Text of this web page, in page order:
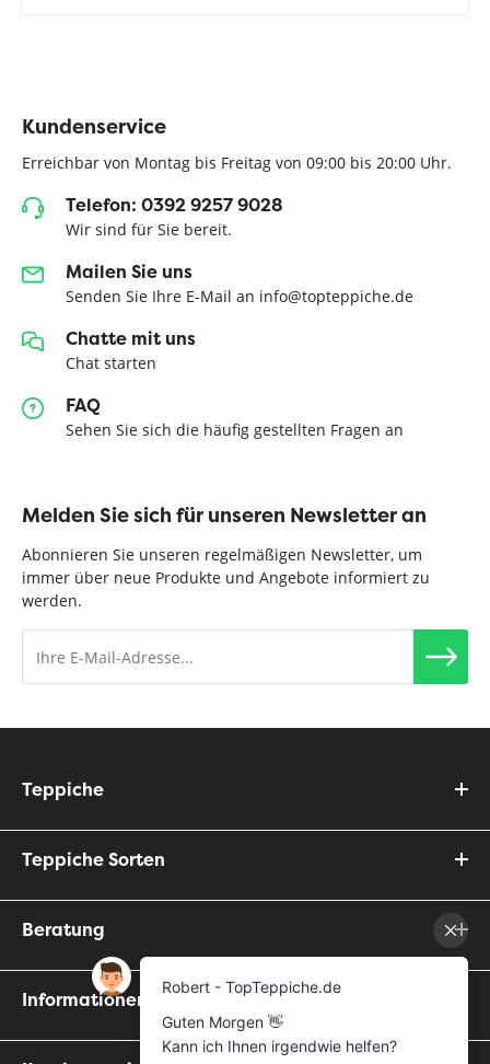
Kundenservice
Erreichbar von Montag bis Freitag von 09:00 bis 20:00 Uhr.
Telefon: 0392 9257 9028
Wir sind für Sie bereit.
Mailen Sie uns
Senden Sie Ihre E-Mail an info@topteppiche.de
Chatte mit uns
Chat starten
FAQ
Sehen Sie sich die häufig gestellten Fragen an
Melden Sie sich für unseren Newsletter an
Abonnieren Sie unseren regelmäßigen Newsletter, um
immer über neue Produkte und Angebote informiert zu
werden.
Teppiche
Teppiche Sorten
Beratung
Informationen